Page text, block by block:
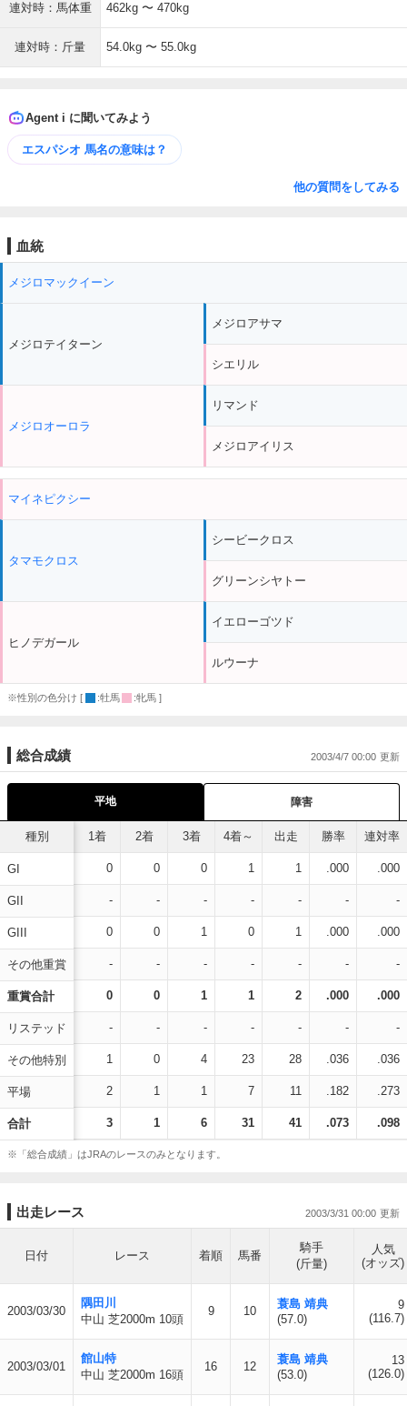
連対時：馬体重 462kg 〜 470kg
連対時：斤量 54.0kg 〜 55.0kg
Agent i に聞いてみよう
エスパシオ 馬名の意味は？
他の質問をしてみる
血統
メジロマックイーン
メジロテイターン
メジロオーロラ
メジロアサマ
シエリル
リマンド
メジロアイリス
マイネピクシー
タマモクロス
ヒノデガール
シービークロス
グリーンシヤトー
イエローゴツド
ルウーナ
※性別の色分け [ :牡馬 :牝馬 ]
総合成績 2003/4/7 00:00
平地 障害
種別
GI
GII
GIII
その他重賞
重賞合計
リステッド
その他特別
平場
合計
1着 2着 3着 4着～ 出走 勝率 連対率
0 0 0 1 1 .000 .000
- - - - - - -
0 0 1 0 1 .000 .000
- - - - - - -
0 0 1 1 2 .000 .000
- - - - - - -
1 0 4 23 28 .036 .036
2 1 1 7 11 .182 .273
3 1 6 31 41 .073 .098
※「総合成績」はJRAのレースのみとなります。
出走レース 2003/3/31 00:00
日付 レース 着順 馬番
騎手
(斤量)
人気
(オッズ)
2003/03/30
隅田川
中山 芝2000m 10頭
9 10
蓑島 靖典
(57.0)
9
(116.7)
2003/03/01
館山特
中山 芝2000m 16頭
16 12
蓑島 靖典
(53.0)
13
(126.0)